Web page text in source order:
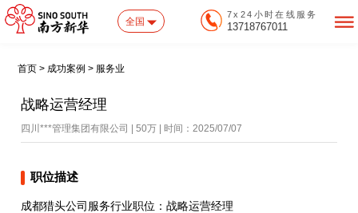
全国
7x24小时在线服务
13718767011
首页 > 成功案例 > 服务业
战略运营经理
四川***管理集团有限公司 | 50万 | 时间：2025/07/07
职位描述
成都猎头公司服务行业职位：战略运营经理